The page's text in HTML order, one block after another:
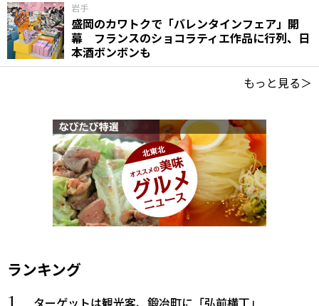
岩手
盛岡のカワトクで「バレンタインフェア」開
幕 フランスのショコラティエ作品に行列、日
本酒ボンボンも
もっと見る＞
ランキング
ターゲットは観光客、鍛冶町に「弘前横丁」